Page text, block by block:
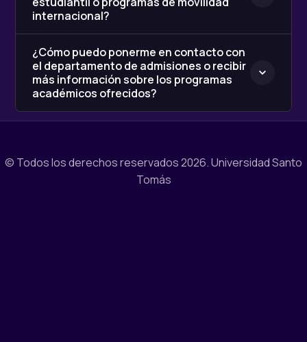
internacional?
¿Cómo puedo ponerme en contacto con
el departamento de admisiones o recibir
más información sobre los programas
académicos ofrecidos?
© Todos los derechos reservados 2026.Universidad Santo
Tomás